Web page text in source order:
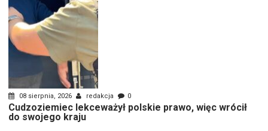
08 sierpnia, 2026 redakcja 0
Cudzoziemiec lekceważył polskie prawo, więc wrócił
do swojego kraju